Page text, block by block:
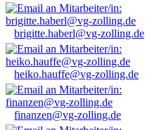
brigitte.haberl@vg-zolling.de
heiko.hauffe@vg-zolling.de
finanzen@vg-zolling.de